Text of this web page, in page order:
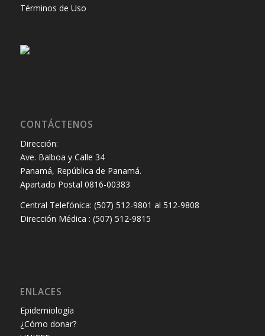
Términos de Uso
CONTÁCTENOS
Dirección:
Ave. Balboa y Calle 34
Panamá, República de Panamá.
Apartado Postal 0816-00383
Central Telefónica: (507) 512-9801 al 512-9808
Dirección Médica : (507) 512-9815
ENLACES
Epidemiología
¿Cómo donar?